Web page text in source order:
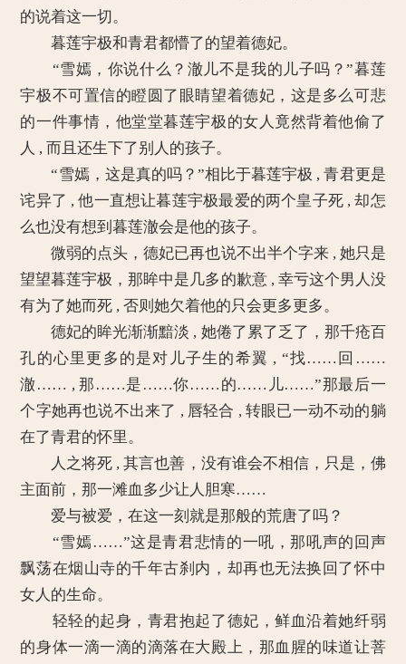
的说着这一切。
暮莲宇极和青君都懵了的望着德妃。
“雪嫣，你说什么？澈儿不是我的儿子吗？”暮莲
宇极不可置信的瞪圆了眼睛望着德妃，这是多么可悲
的一件事情，他堂堂暮莲宇极的女人竟然背着他偷了
人 , 而且还生下了别人的孩子。
“雪嫣，这是真的吗？”相比于暮莲宇极 , 青君更是
诧异了 , 他一直想让暮莲宇极最爱的两个皇子死 , 却怎
么也没有想到暮莲澈会是他的孩子。
微弱的点头，德妃已再也说不出半个字来 , 她只是
望望暮莲宇极，那眸中是几多的歉意 , 幸亏这个男人没
有为了她而死 , 否则她欠着他的只会更多更多。
德妃的眸光渐渐黯淡 , 她倦了累了乏了，那千疮百
孔的心里更多的是对儿子生的希翼 , “找……回……
澈…… , 那……是……你……的……儿……”那最后一
个字她再也说不出来了 , 唇轻合 , 转眼已一动不动的躺
在了青君的怀里。
人之将死 , 其言也善，没有谁会不相信，只是，佛
主面前，那一滩血多少让人胆寒……
爱与被爱，在这一刻就是那般的荒唐了吗？
“雪嫣……”这是青君悲情的一吼，那吼声的回声
飘荡在烟山寺的千年古刹内，却再也无法换回了怀中
女人的生命。
轻轻的起身，青君抱起了德妃，鲜血沿着她纤弱
的身体一滴一滴的滴落在大殿上，那血腥的味道让菩